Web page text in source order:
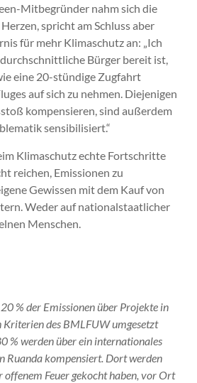
Mitbegründer nahm sich die
spricht am Schluss aber
für mehr Klimaschutz an: „Ich
Bürger bereit ist,
eine 20-stündige Zugfahrt
auf sich zu nehmen. Diejenigen
kompensieren, sind außerdem
sensibilisiert.“
Klimaschutz echte Fortschritte
reichen, Emissionen zu
Gewissen mit dem Kauf von
Weder auf nationalstaatlicher
Menschen.
% der Emissionen über Projekte in
Kriterien des BMLFUW umgesetzt
% werden über ein internationales
Ruanda kompensiert. Dort werden
offenem Feuer gekocht haben, vor Ort